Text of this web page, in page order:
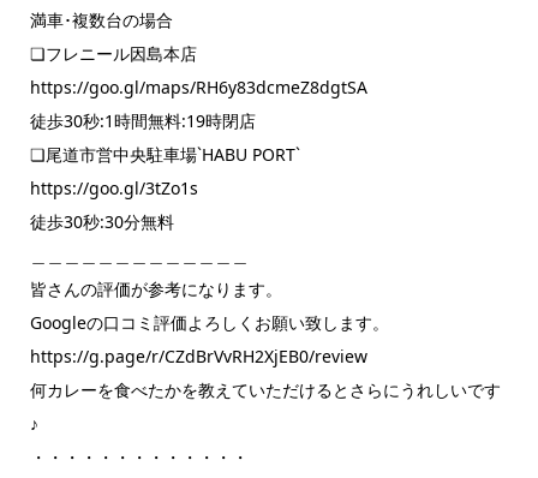
満車･複数台の場合
❏フレニール因島本店
https://goo.gl/maps/RH6y83dcmeZ8dgtSA
徒歩30秒:1時間無料:19時閉店
❏尾道市営中央駐車場`HABU PORT`
https://goo.gl/3tZo1s
徒歩30秒:30分無料
皆さんの評価が参考になります。
Googleの口コミ評価よろしくお願い致します。
https://g.page/r/CZdBrVvRH2XjEB0/review
何カレーを食べたかを教えていただけるとさらにうれしいです
♪
・・・・・・・・・・・・・